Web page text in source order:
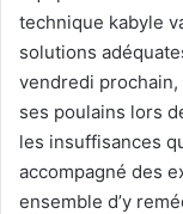
technique kabyle
solutions
vendredi prochain,
ses poulains lors
les insuffisances
accompagné des
ensemble d’y